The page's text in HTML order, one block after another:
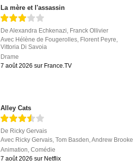
La mère et l'assassin
DeAlexandra Echkenazi, Franck Ollivier
Avec Hélène de Fougerolles, Florent Peyre,
Vittoria Di Savoia
Drame
7 août 2026 sur France.TV
Alley Cats
De Ricky Gervais
Avec Ricky Gervais,Tom Basden,Andrew Brooke
Animation,Comédie
7 août 2026 sur Netflix